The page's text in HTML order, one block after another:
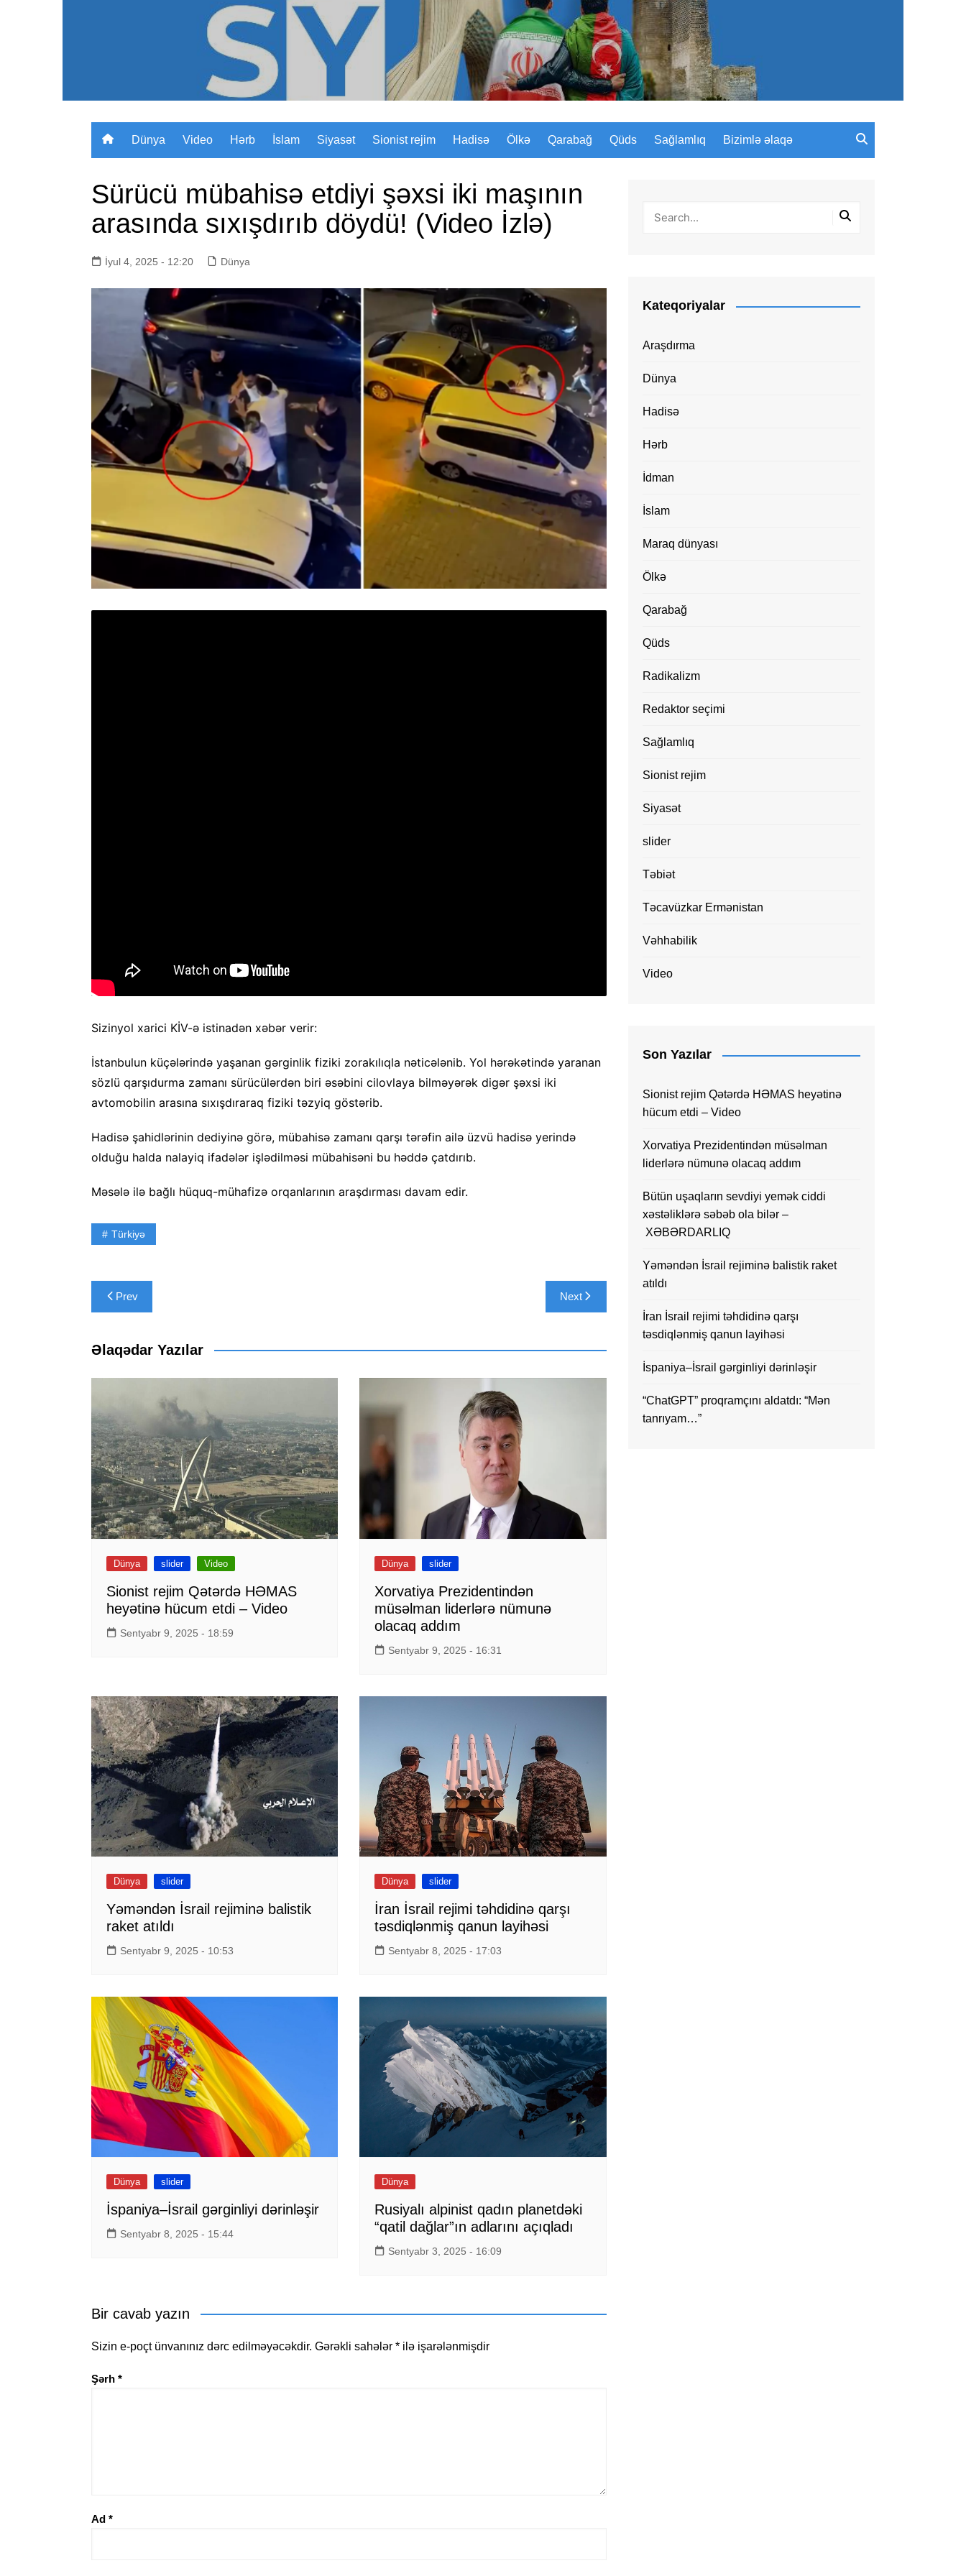
Sizinyol.org
Dünya Video Hərb İslam Siyasət Sionist rejim Hadisə Ölkə Qarabağ Qüds Sağlamlıq Bizimlə əlaqə
Sürücü mübahisə etdiyi şəxsi iki maşının
arasında sıxışdırıb döydü! (Video İzlə)
İyul 4, 2025 - 12:20 Dünya
Sizinyol xarici KİV-ə istinadən xəbər verir:
İstanbulun küçələrində yaşanan gərginlik fiziki zorakılıqla nəticələnib. Yol hərəkətində yaranan
sözlü qarşıdurma zamanı sürücülərdən biri əsəbini cilovlaya bilməyərək digər şəxsi iki
avtomobilin arasına sıxışdıraraq fiziki təzyiq göstərib.
Hadisə şahidlərinin dediyinə görə, mübahisə zamanı qarşı tərəfin ailə üzvü hadisə yerində
olduğu halda nalayiq ifadələr işlədilməsi mübahisəni bu həddə çatdırıb.
Məsələ ilə bağlı hüquq-mühafizə orqanlarının araşdırması davam edir.
Türkiyə
Yazı
naviqasiyası
Prev Next
Əlaqədar Yazılar
Dünya slider Video
Sionist rejim Qətərdə HƏMAS
heyətinə hücum etdi – Video
Sentyabr 9, 2025 - 18:59
Dünya slider
Xorvatiya Prezidentindən
müsəlman liderlərə nümunə
olacaq addım
Sentyabr 9, 2025 - 16:31
Dünya slider
Yəməndən İsrail rejiminə balistik
raket atıldı
Sentyabr 9, 2025 - 10:53
Dünya slider
İran İsrail rejimi təhdidinə qarşı
təsdiqlənmiş qanun layihəsi
Sentyabr 8, 2025 - 17:03
Dünya slider
İspaniya–İsrail gərginliyi dərinləşir
Sentyabr 8, 2025 - 15:44
Dünya
Rusiyalı alpinist qadın planetdəki
“qatil dağlar”ın adlarını açıqladı
Sentyabr 3, 2025 - 16:09
Bir cavab yazın
Sizin e-poçt ünvanınız dərc edilməyəcəkdir. Gərəkli sahələr * ilə işarələnmişdir
Şərh *
Ad *
Kateqoriyalar
Araşdırma
Dünya
Hadisə
Hərb
İdman
İslam
Maraq dünyası
Ölkə
Qarabağ
Qüds
Radikalizm
Redaktor seçimi
Sağlamlıq
Sionist rejim
Siyasət
slider
Təbiət
Təcavüzkar Ermənistan
Vəhhabilik
Video
Son Yazılar
Sionist rejim Qətərdə HƏMAS heyətinə
hücum etdi – Video
Xorvatiya Prezidentindən müsəlman
liderlərə nümunə olacaq addım
Bütün uşaqların sevdiyi yemək ciddi
xəstəliklərə səbəb ola bilər –
XƏBƏRDARLIQ
Yəməndən İsrail rejiminə balistik raket
atıldı
İran İsrail rejimi təhdidinə qarşı
təsdiqlənmiş qanun layihəsi
İspaniya–İsrail gərginliyi dərinləşir
“ChatGPT” proqramçını aldatdı: “Mən
tanrıyam…”